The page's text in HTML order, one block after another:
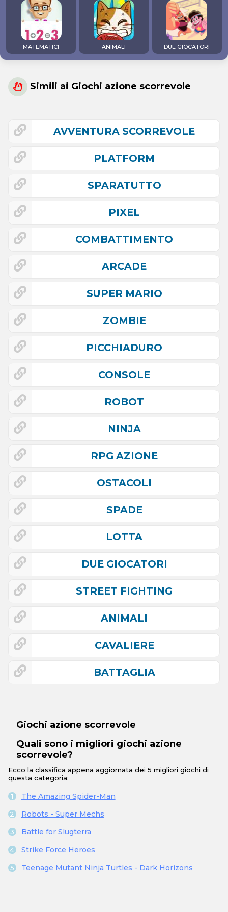
MATEMATICI ANIMALI DUE GIOCATORI
Simili ai Giochi azione scorrevole
AVVENTURA SCORREVOLE
PLATFORM
SPARATUTTO
PIXEL
COMBATTIMENTO
ARCADE
SUPER MARIO
ZOMBIE
PICCHIADURO
CONSOLE
ROBOT
NINJA
RPG AZIONE
OSTACOLI
SPADE
LOTTA
DUE GIOCATORI
STREET FIGHTING
ANIMALI
CAVALIERE
BATTAGLIA
Giochi azione scorrevole
Quali sono i migliori giochi azione
scorrevole?
Ecco la classifica appena aggiornata dei 5 migliori giochi di
questa categoria:
The Amazing Spider-Man
Robots - Super Mechs
Battle for Slugterra
Strike Force Heroes
Teenage Mutant Ninja Turtles - Dark Horizons